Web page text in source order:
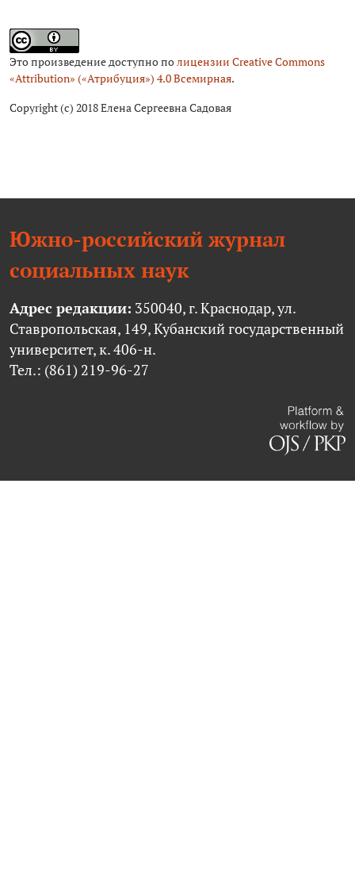
Это произведение доступно полицензии Creative Commons
«Attribution» («Атрибуция») 4.0 Всемирная.
Copyright (c) 2018 Елена Сергеевна Садовая
Южно-российский журнал
социальных наук
Адрес редакции: 350040, г. Краснодар, ул.
Ставропольская, 149, Кубанский государственный
университет, к. 406-н.
Тел.: (861) 219-96-27